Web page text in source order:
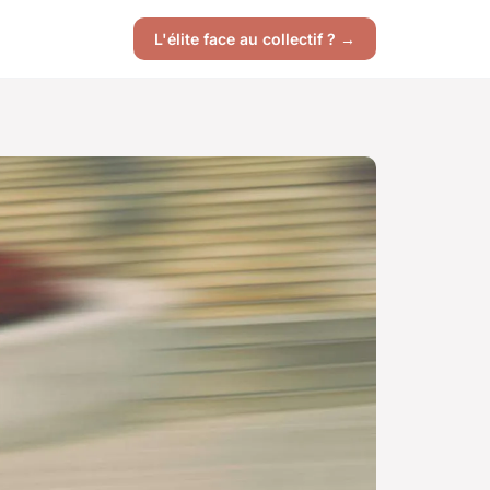
L'élite face au collectif ? →